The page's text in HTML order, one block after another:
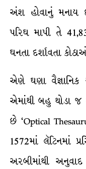
અંશ હોવાનું
પરિઘ માપી તે
ઘનતા દર્શાવતા
એણે ઘણા
એમાંથી બહુ થોડા
છે ‘Optical
1572માં લૅટિનમાં
અરબીમાંથી